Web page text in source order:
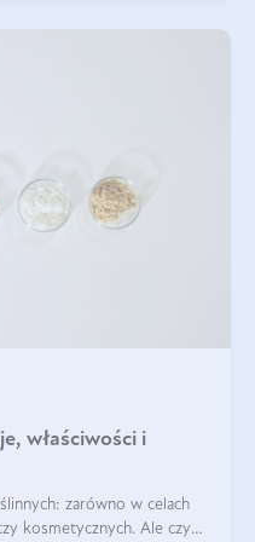
właściwości i
zarówno w celach
kosmetycznych. Ale czy